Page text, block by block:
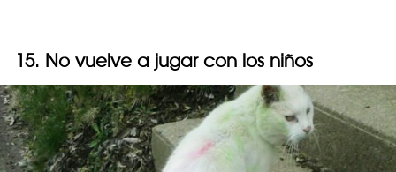
15. No vuelve a jugar con los niños